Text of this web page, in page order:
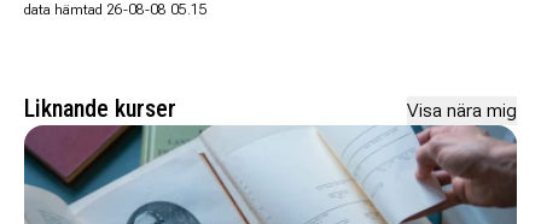
data hämtad 26-08-08 05.15
Liknande kurser Visa nära mig